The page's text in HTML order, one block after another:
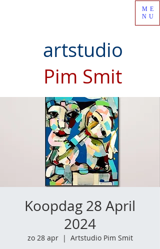
artstudio
Pim Smit
ME
NU
Koopdag 28 April
2024
zo 28 apr
  |
Artstudio Pim Smit